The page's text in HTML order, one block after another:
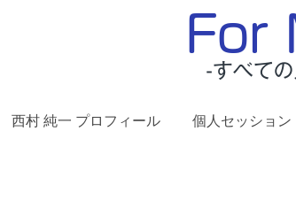
西村 純一 プロフィール 個人セッション